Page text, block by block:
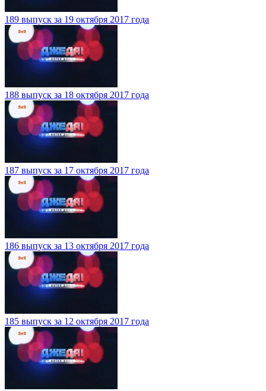
189 выпуск за 19 октября 2017 года
188 выпуск за 18 октября 2017 года
187 выпуск за 17 октября 2017 года
186 выпуск за 13 октября 2017 года
185 выпуск за 12 октября 2017 года